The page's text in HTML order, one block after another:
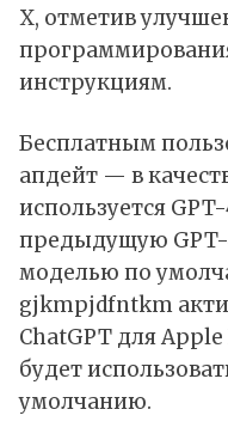
X, отметив
инструкциям.
Бесплатным
апдейт — в
используется
предыдущую GPT-
моделью по
gjkmpjdfntkm
ChatGPT для
будет
умолчанию.